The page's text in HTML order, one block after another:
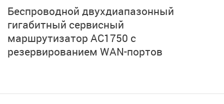
Беспроводной двухдиапазонный
гигабитный сервисный
маршрутизатор AC1750 с
резервированием WAN-портов